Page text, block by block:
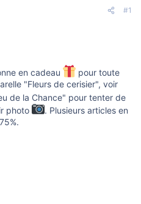
#1
en cadeau
pour toute
"Fleurs de cerisier", voir
de la Chance" pour tenter de
photo
. Plusieurs articles en